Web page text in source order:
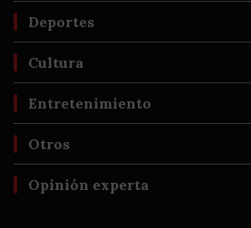
Deportes
Cultura
Entretenimiento
Otros
Opinión experta